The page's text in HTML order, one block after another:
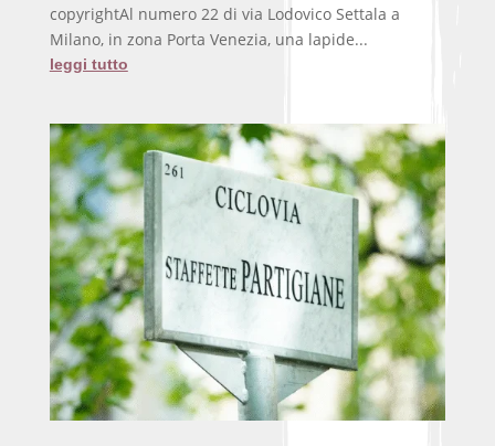
copyrightAl numero 22 di via Lodovico Settala a
Milano, in zona Porta Venezia, una lapide...
leggi tutto